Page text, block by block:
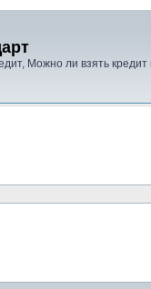
Можно ли взять кредит